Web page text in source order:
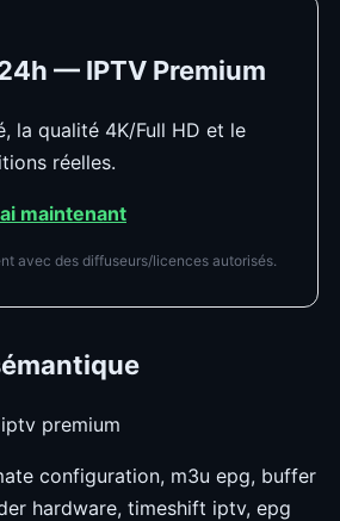
— IPTV Premium
la qualité 4K/Full HD et le
réelles.
maintenant
avec des diffuseurs/licences autorisés.
iptv premium
configuration, m3u epg, buffer
hardware, timeshift iptv, epg